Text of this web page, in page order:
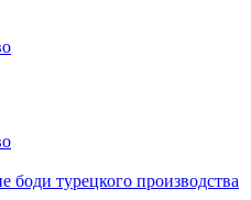
боди турецкого производства